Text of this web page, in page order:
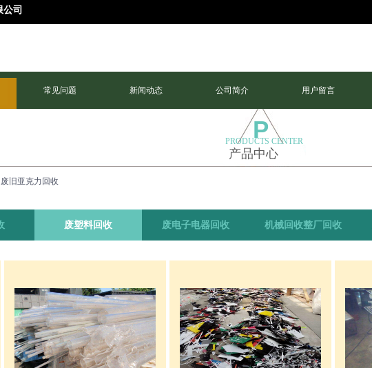
公司
常见问题 新闻动态 公司简介 用户留言
P
PRODUCTS CENTER
产品中心
废旧亚克力回收
环
保
战
废塑料回收 废电子电器回收 机械回收整厂回收